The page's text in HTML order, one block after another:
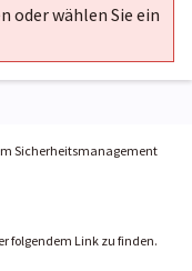
oder wählen Sie ein
Sicherheitsmanagement
folgendem Link zu finden.